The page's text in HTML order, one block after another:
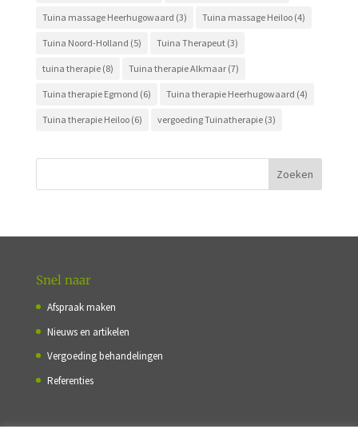
Tuina massage Heerhugowaard (3) Tuina massage Heiloo(4)
Tuina Noord-Holland (5) Tuina Therapeut(3)
tuina therapie(8) Tuina therapie Alkmaar(7)
Tuina therapie Egmond (6) Tuina therapie Heerhugowaard (4)
Tuina therapie Heiloo(6) vergoeding Tuinatherapie(3)
Snel naar
Afspraak maken
Nieuws en artikelen
Vergoeding behandelingen
Referenties